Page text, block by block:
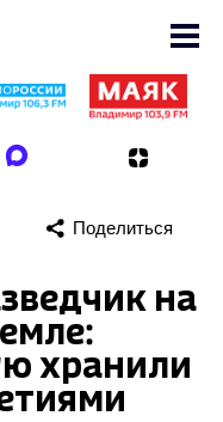
Поделиться
на
хранили